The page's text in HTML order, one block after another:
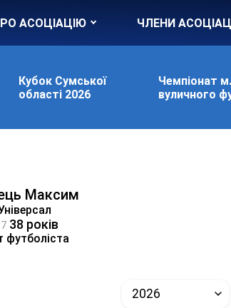
АСОЦІАЦІЮ ЧЛЕНИ
Кубок Сумської
області 2026
Чемпіонат
вуличного
Максим
38 років
футболіста
2026